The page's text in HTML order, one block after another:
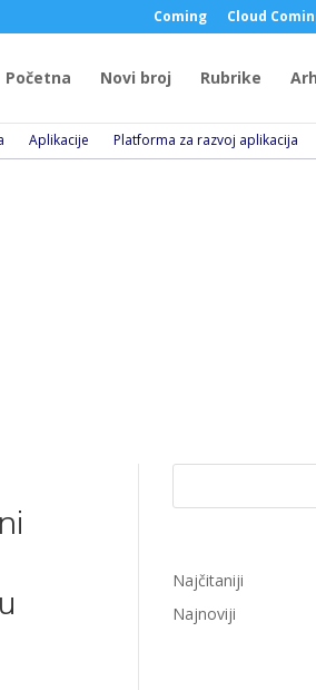
Coming Cloud
Početna Novi broj Rubrike
Aplikacije Platforma za razvoj aplikacija
Najčitaniji
Najnoviji